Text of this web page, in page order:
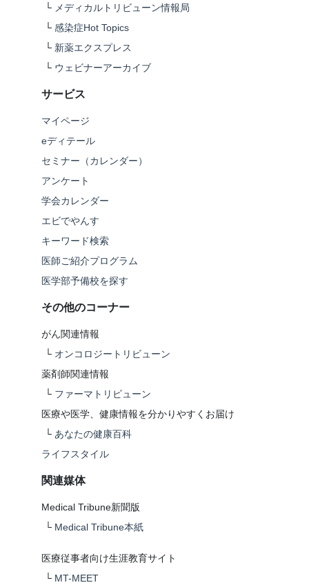
└ メディカルトリビューン情報局
└ 感染症Hot Topics
└ 新薬エクスプレス
└ ウェビナーアーカイブ
サービス
マイページ
eディテール
セミナー（カレンダー）
アンケート
学会カレンダー
エビでやんす
キーワード検索
医師ご紹介プログラム
医学部予備校を探す
その他のコーナー
がん関連情報
└ オンコロジートリビューン
薬剤師関連情報
└ ファーマトリビューン
医療や医学、健康情報を分かりやすくお届け
└ あなたの健康百科
ライフスタイル
関連媒体
Medical Tribune新聞版
└ Medical Tribune本紙
医療従事者向け生涯教育サイト
└ MT-MEET